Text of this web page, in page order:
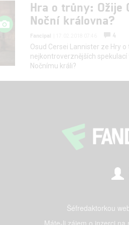
Hra o trůny: Ožije
Noční královna?
Fancipal
4
Osud Cersei Lannister ze Hry
nejkontroverznějších
Nočnímu králi?
Šéfredaktorkou